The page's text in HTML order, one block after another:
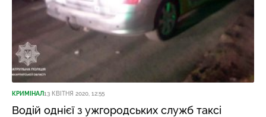
КРИМІНАЛ13 КВІТНЯ 2020, 12:55
Водій однієї з ужгородських служб таксі